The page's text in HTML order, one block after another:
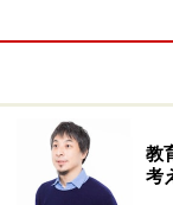
国際交流や子供
成長を見守るこ
るものがありま
教
考